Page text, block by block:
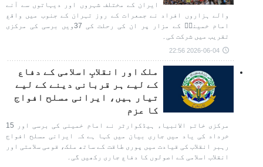
ایران کے مختلف شہروں اور دیہاتوں سے آنے
والے ہزاروں افراد نے جمعرات کے روز تہران کے جنوب میں واقع
امام خمینیؒ کے مزار پر ان کی رحلت کی 37ویں برسی کی مرکزی
تقریب میں شرکت کی۔
2026-06-04 22:56
ملک اور انقلابِ اسلامی کے دفاع
کے لیے ہر قربانی دینے کے لیے
تیار ہیں، ایرانی مسلح افواج
کا عزم
مرکزی خاتم الانبیاء ہیڈکوارٹر نے امام خمینی کی برسی اور 15
خرداد کی یاد میں جاری بیان میں کہا ہے کہ ایرانی مسلح افواج
رہبر انقلاب کی قیادت میں پوری طاقت کے ساتھ ملک، قومی سلامتی اور
انقلاب اسلامی کے اصولوں کا دفاع جاری رکھیں گی۔